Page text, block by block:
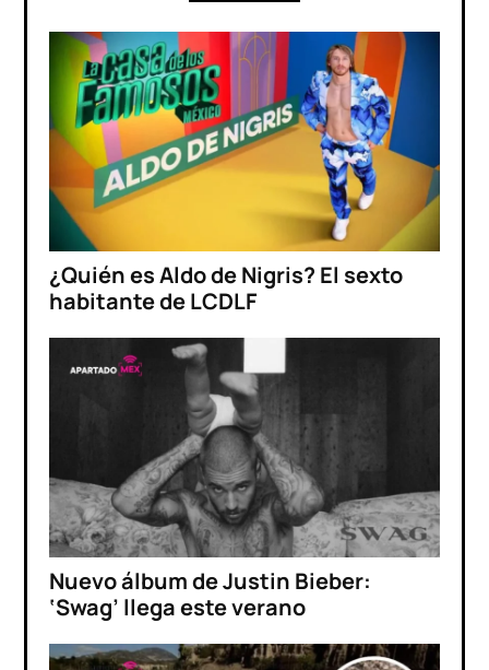
¿Quién es Aldo de Nigris? El sexto
habitante de LCDLF
Nuevo álbum de Justin Bieber:
‘Swag’ llega este verano